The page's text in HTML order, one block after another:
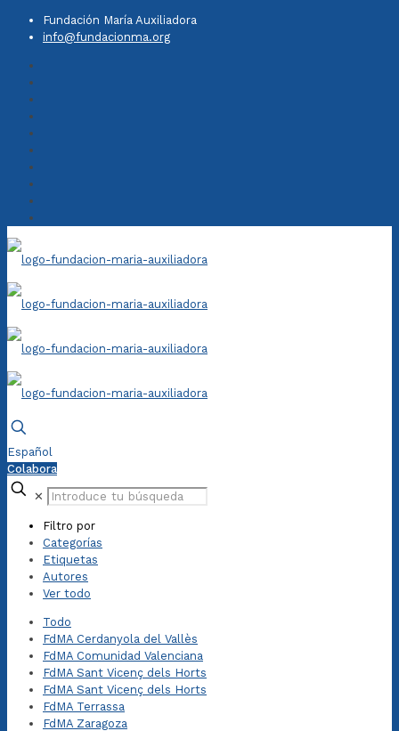
Fundación María Auxiliadora
info@fundacionma.org
Español
Colabora
✕
Filtro por
Categorías
Etiquetas
Autores
Ver todo
Todo
FdMA Cerdanyola del Vallès
FdMA Comunidad Valenciana
FdMA Sant Vicenç dels Horts
FdMA Sant Vicenç dels Horts
FdMA Terrassa
FdMA Zaragoza